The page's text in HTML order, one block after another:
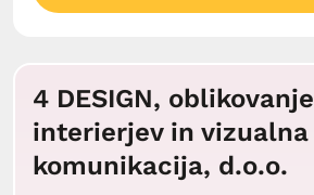
4 DESIGN, oblikovanje
interierjev in vizualna
komunikacija, d.o.o.